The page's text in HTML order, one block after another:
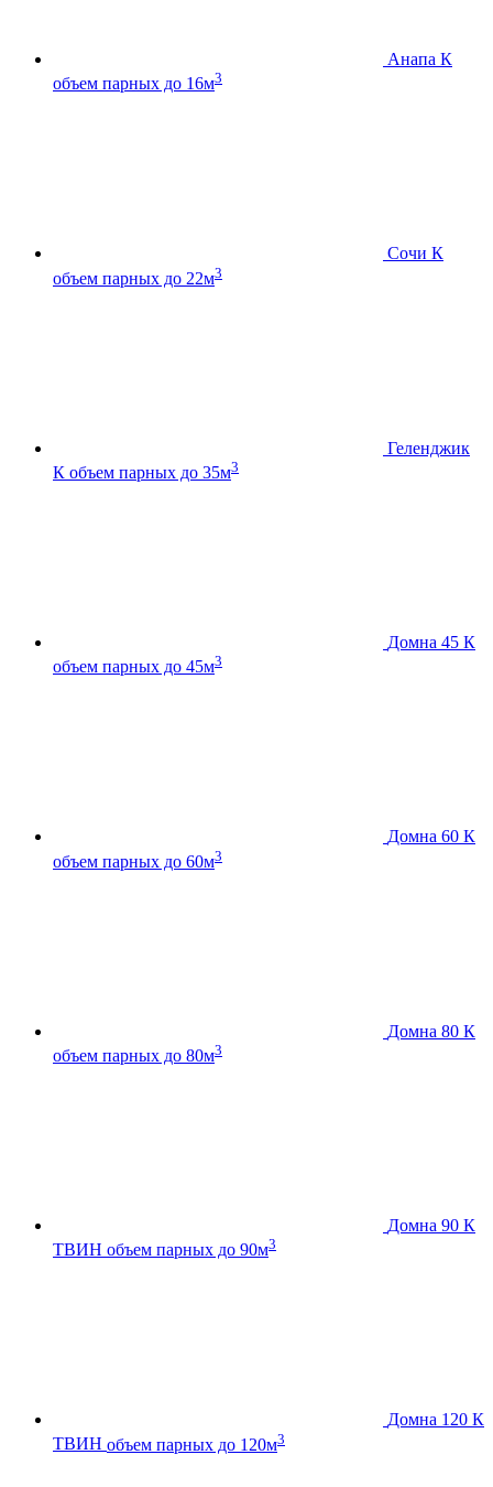
Анапа К
объем парных до 16м3
Сочи К
объем парных до 22м3
Геленджик
К объем парных до 35м3
Домна 45 К
объем парных до 45м3
Домна 60 К
объем парных до 60м3
Домна 80 К
объем парных до 80м3
Домна 90 К
ТВИН объем парных до 90м3
Домна 120 К
ТВИН объем парных до 120м3